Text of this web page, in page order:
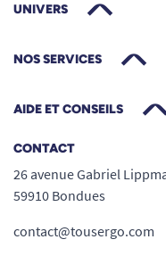
UNIVERS
NOS SERVICES
AIDE ET CONSEILS
CONTACT
26 avenue Gabriel
59910 Bondues
contact@tousergo.com